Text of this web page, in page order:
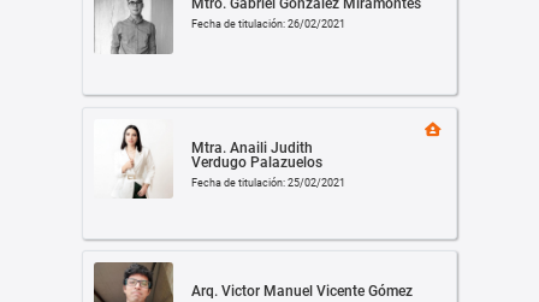
Mtro. Gabriel González Miramontes
Fecha de titulación: 26/02/2021
Mtra. Anaili Judith
Verdugo Palazuelos
Fecha de titulación: 25/02/2021
Arq. Victor Manuel Vicente Gómez